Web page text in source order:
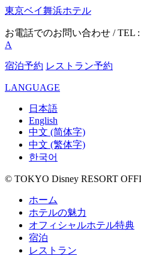
東京ベイ舞浜ホテル
お電話でのお問い合わせ / TEL :
A
宿泊予約 レストラン予約
LANGUAGE
日本語
English
中文 (简体字)
中文 (繁体字)
한국어
© TOKYO Disney RESORT
ホーム
ホテルの魅力
オフィシャルホテル特典
宿泊
レストラン